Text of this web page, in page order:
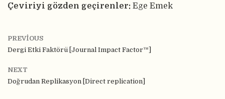
Çeviriyi gözden geçirenler: Ege Emek
PREVIOUS
Dergi Etki Faktörü [Journal Impact Factor™]
NEXT
Doğrudan Replikasyon [Direct replication]